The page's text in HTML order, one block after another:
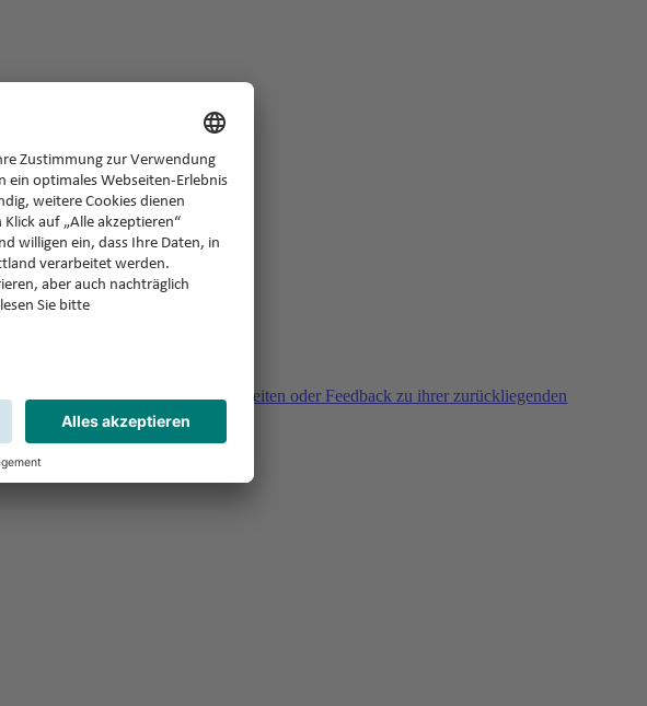
Sie haben Fragen, Unklarheiten oder Feedback zu ihrer zurückliegenden
Buchung?